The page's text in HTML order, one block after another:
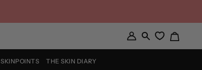
Contul
meu
Căutare
Coș
SKINPOINTS THE SKIN DIARY